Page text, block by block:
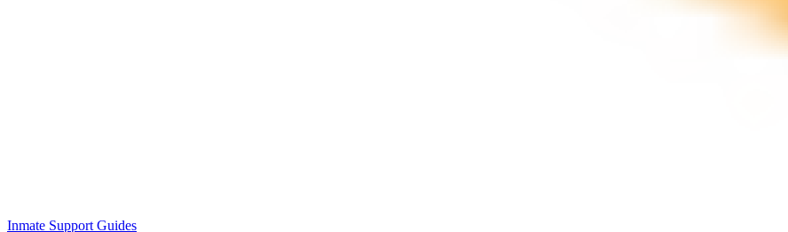
Inmate Support Guides